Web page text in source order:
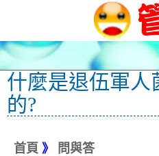
什麼是退伍軍人
的?
首頁 》 問與答